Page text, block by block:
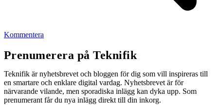
Kommentera
Prenumerera på Teknifik
Teknifik är nyhetsbrevet och bloggen för dig som vill inspireras till
en smartare och enklare digital vardag. Nyhetsbrevet är för
närvarande vilande, men sporadiska inlägg kan dyka upp. Som
prenumerant får du nya inlägg direkt till din inkorg.